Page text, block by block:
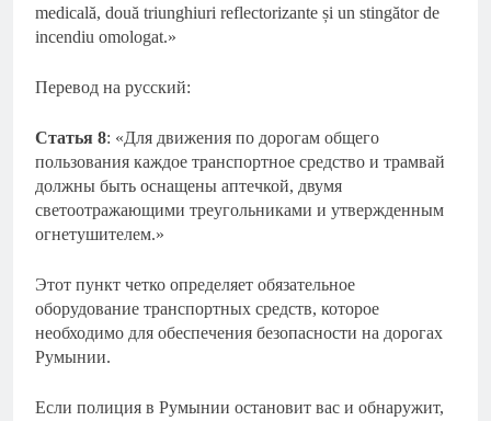
medicală, două triunghiuri reflectorizante și un stingător de
incendiu omologat.»
Перевод на русский:
Статья 8: «Для движения по дорогам общего
пользования каждое транспортное средство и трамвай
должны быть оснащены аптечкой, двумя
светоотражающими треугольниками и утвержденным
огнетушителем.»
Этот пункт четко определяет обязательное
оборудование транспортных средств, которое
необходимо для обеспечения безопасности на дорогах
Румынии.
Если полиция в Румынии остановит вас и обнаружит,